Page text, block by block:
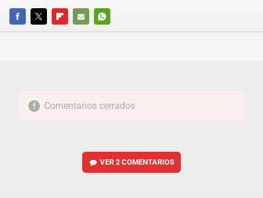
FACEBOOKTWITTERFLIPBOARD
E-
WHATSAPP
Comentarios cerrados
VER2 COMENTARIOS